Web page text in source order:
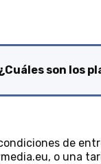
son los
de
o una